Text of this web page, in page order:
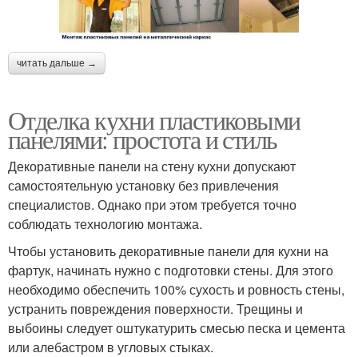
читать дальше →
Отделка кухни пластиковыми
панелями: простота и стиль
Декоративные панели на стену кухни допускают
самостоятельную установку без привлечения
специалистов. Однако при этом требуется точно
соблюдать технологию монтажа.
Чтобы установить декоративные панели для кухни на
фартук, начинать нужно с подготовки стены. Для этого
необходимо обеспечить 100% сухость и ровность стены,
устранить повреждения поверхности. Трещины и
выбоины следует оштукатурить смесью песка и цемента
или алебастром в угловых стыках.